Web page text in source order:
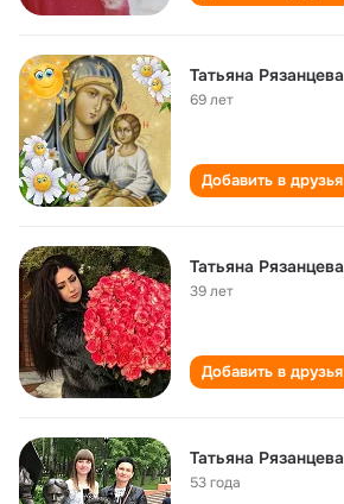
Татьяна Рязанцева
69 лет
Добавить в друзья
Татьяна Рязанцева
39 лет
Добавить в друзья
Татьяна Рязанцева
53 года